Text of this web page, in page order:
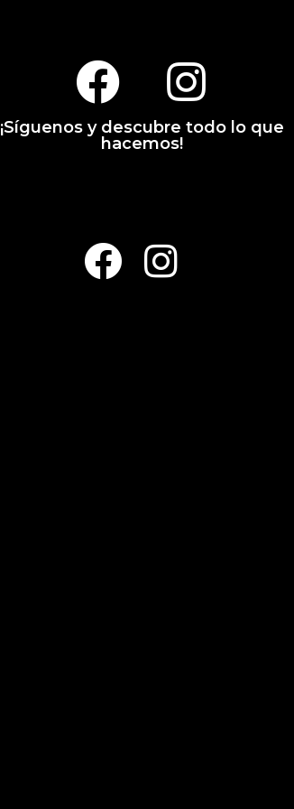
¡Síguenos y descubre todo lo que
hacemos!